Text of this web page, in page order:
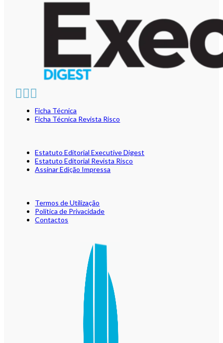
Ficha Técnica
Ficha Técnica Revista Risco
Estatuto Editorial Executive Digest
Estatuto Editorial Revista Risco
Assinar Edição Impressa
Termos de Utilização
Política de Privacidade
Contactos